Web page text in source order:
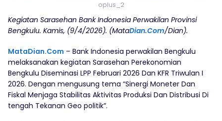
oplus_2
Kegiatan Sarasehan Bank Indonesia Perwakilan Provinsi
Bengkulu. Kamis, (9/4/2026). (MataDian.Com/Dian).
MataDian.Com – Bank Indonesia perwakilan Bengkulu
melaksanakan kegiatan Sarasehan Perekonomian
Bengkulu Diseminasi LPP Februari 2026 Dan KFR Triwulan I
2026. Dengan mengusung tema “Sinergi Moneter Dan
Fiskal Menjaga Stabilitas Aktivitas Produksi Dan Distribusi Di
tengah Tekanan Geo politik”.